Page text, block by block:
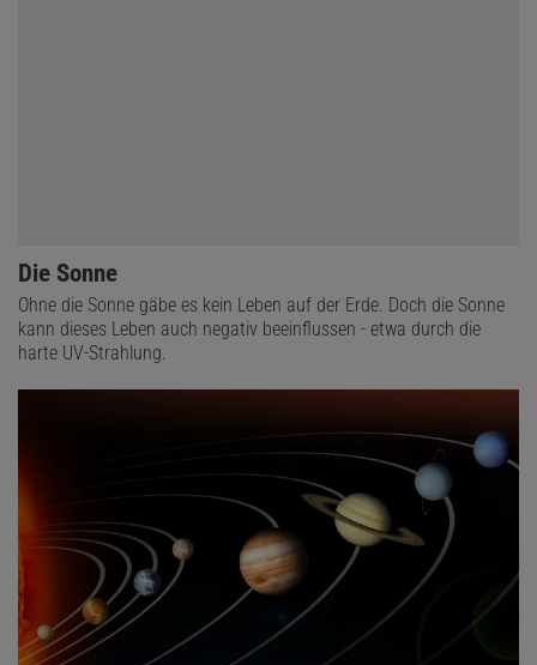
Die Sonne
Ohne die Sonne gäbe es kein Leben auf der Erde. Doch die Sonne
kann dieses Leben auch negativ beeinflussen - etwa durch die
harte UV-Strahlung.